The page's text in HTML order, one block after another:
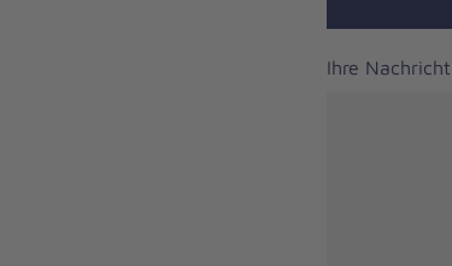
Ihre Nachricht